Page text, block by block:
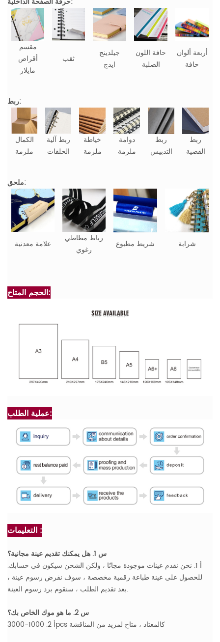
مقسم
أقراص
مايلار
ثقب
جيلدينج
ايدج
حافة اللون
الصلبة
أربعة ألوان
حافة
ربط:
الكمال
ملزمة
ربط آلية
الحلقات
خياطة
ملزمة
دوامة
ملزمة
ربط
التدبيس
ربط
القضية
ملحق:
علامة معدنية
رباط مطاطي
رغوي
شريط مطبوع شرابة
الحجم المتاح:
عملية الطلب:
التعليمات :
س 1. هل يمكنك تقديم عينة مجانية؟
أ 1. نحن نقدم عينات موجودة مجانًا ، ولكن الشحن سيكون في حسابك.
للحصول على عينة طباعة رقمية مخصصة ، سوف نفرض رسوم عينة ،
بعد تقديم الطلب ، سنقوم برد رسوم العينة.
س 2. ما هو موك الخاص بك؟
أ 2. 1000-3000pcs كالمعتاد ، متاح لمزيد من المناقشة